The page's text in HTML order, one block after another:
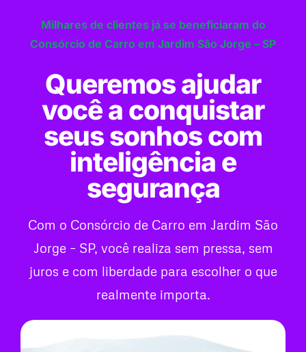
Milhares de clientes já se beneficiaram do
Consórcio de Carro em Jardim São Jorge – SP
Queremos ajudar
você a conquistar
seus sonhos com
inteligência e
segurança
Com o Consórcio de Carro em Jardim São
Jorge – SP, você realiza sem pressa, sem
juros e com liberdade para escolher o que
realmente importa.